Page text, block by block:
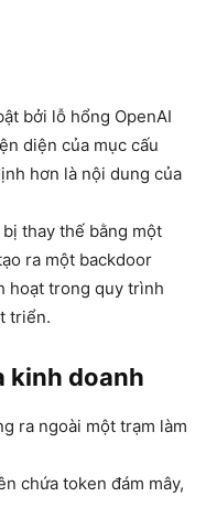
bởi lỗ hổng OpenAI
diện của mục cấu
hơn là nội dung của
thay thế bằng một
ra một backdoor
hoạt trong quy trình
triển.
kinh doanh
ra ngoài một trạm làm
chứa token đám mây,